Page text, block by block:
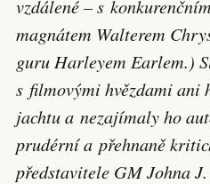
vzdálené – s
magnátem Walterem
guru Harleyem Earlem.)
s filmovými hvězdami ani
jachtu a nezajímaly ho
prudérní a přehnaně
představitele GM Johna